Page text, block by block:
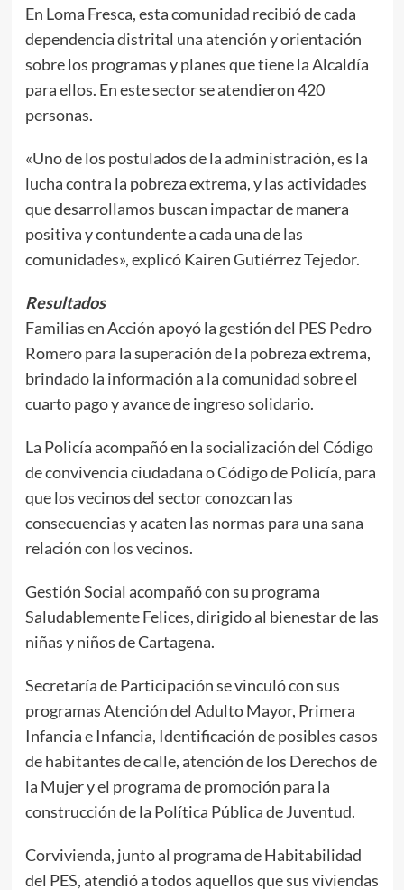
En Loma Fresca, esta comunidad recibió de cada
dependencia distrital una atención y orientación
sobre los programas y planes que tiene la Alcaldía
para ellos. En este sector se atendieron 420
personas.
«Uno de los postulados de la administración, es la
lucha contra la pobreza extrema, y las actividades
que desarrollamos buscan impactar de manera
positiva y contundente a cada una de las
comunidades», explicó Kairen Gutiérrez Tejedor.
Resultados
Familias en Acción apoyó la gestión del PES Pedro
Romero para la superación de la pobreza extrema,
brindado la información a la comunidad sobre el
cuarto pago y avance de ingreso solidario.
La Policía acompañó en la socialización del Código
de convivencia ciudadana o Código de Policía, para
que los vecinos del sector conozcan las
consecuencias y acaten las normas para una sana
relación con los vecinos.
Gestión Social acompañó con su programa
Saludablemente Felices, dirigido al bienestar de las
niñas y niños de Cartagena.
Secretaría de Participación se vinculó con sus
programas Atención del Adulto Mayor, Primera
Infancia e Infancia, Identificación de posibles casos
de habitantes de calle, atención de los Derechos de
la Mujer y el programa de promoción para la
construcción de la Política Pública de Juventud.
Corvivienda, junto al programa de Habitabilidad
del PES, atendió a todos aquellos que sus viviendas